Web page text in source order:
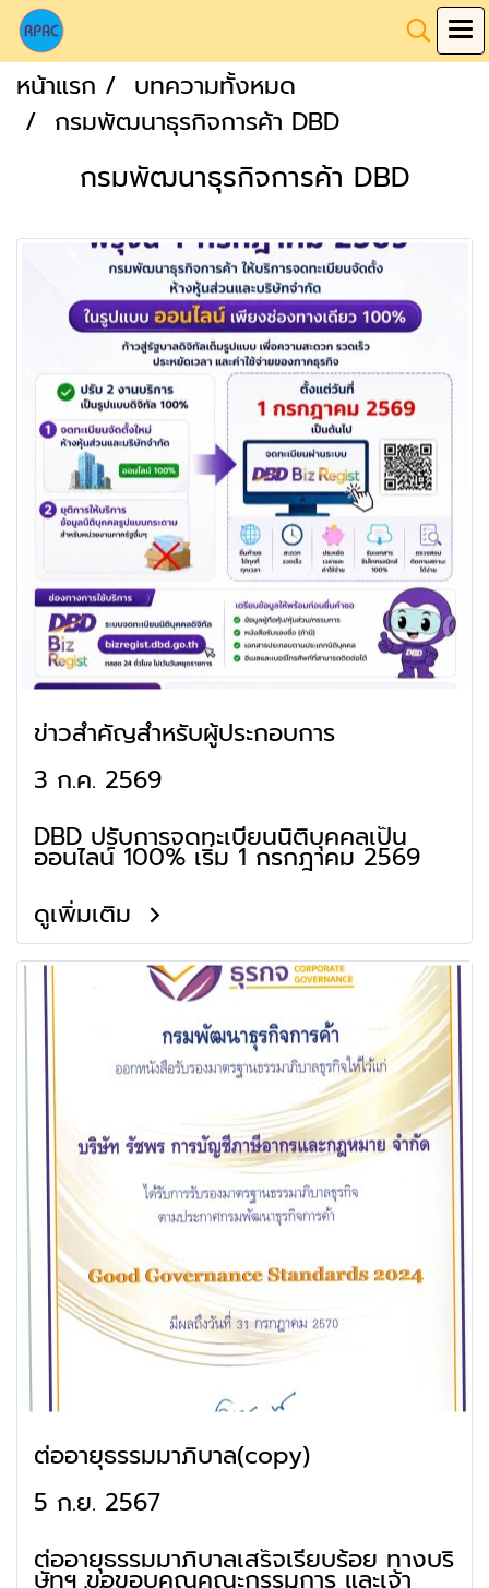
หน้าแรก
บทความทั้งหมด
กรมพัฒนาธุรกิจการค้า DBD
กรมพัฒนาธุรกิจการค้า DBD
ข่าวสำคัญสำหรับผู้ประกอบการ
3 ก.ค. 2569
DBD ปรับการจดทะเบียนนิติบุคคลเป็น
ออนไลน์ 100% เริ่ม 1 กรกฎาคม 2569
ดูเพิ่มเติม
ต่ออายุธรรมมาภิบาล(copy)
5 ก.ย. 2567
ต่ออายุธรรมมาภิบาลเสร็จเรียบร้อย ทางบริ
ษัทฯ ขอขอบคุณคณะกรรมการ และเจ้า